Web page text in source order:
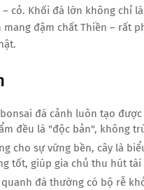
cỏ. Khối đá lớn không chỉ
đậm chất Thiền – rất
đá cảnh luôn tạo
đều là "độc bản", không
cho sự vững bền, cây là
tốt, giúp gia chủ thu hút
đá thường có bộ rễ